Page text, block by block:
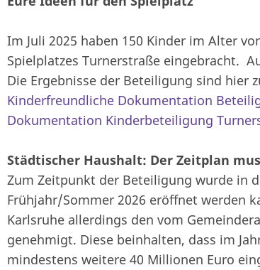
Im Juli 2025 haben 150 Kinder im Alter
Spielplatzes Turnerstraße eingebracht.
Die Ergebnisse der Beteiligung sind hier
Kinderfreundliche Dokumentation
Dokumentation Kinderbeteiligung
Städtischer Haushalt: Der Zeitplan
Zum Zeitpunkt der Beteiligung wurde in
Frühjahr/Sommer 2026 eröffnet werden
Karlsruhe allerdings den vom
genehmigt. Diese beinhalten, dass im
mindestens weitere 40 Millionen Euro